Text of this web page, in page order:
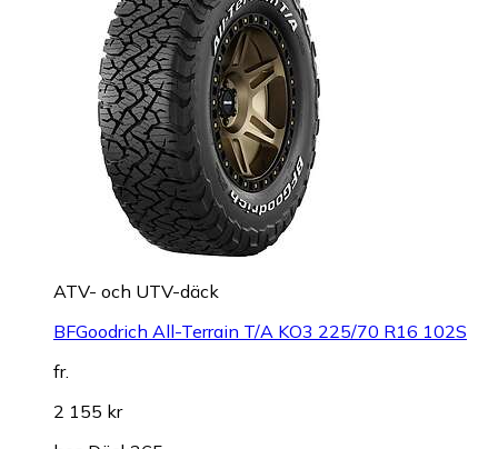
ATV- och UTV-däck
BFGoodrich All-Terrain T/A KO3 225/70 R16 102S
fr.
2 155 kr